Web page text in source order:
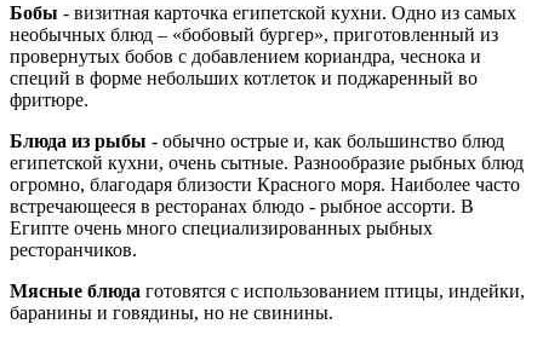
Бобы - визитная карточка египетской кухни. Одно из самых
необычных блюд – «бобовый бургер», приготовленный из
провернутых бобов с добавлением кориандра, чеснока и
специй в форме небольших котлеток и поджаренный во
фритюре.
Блюда из рыбы - обычно острые и, как большинство блюд
египетской кухни, очень сытные. Разнообразие рыбных блюд
огромно, благодаря близости Красного моря. Наиболее часто
встречающееся в ресторанах блюдо - рыбное ассорти. В
Египте очень много специализированных рыбных
ресторанчиков.
Мясные блюда готовятся с использованием птицы, индейки,
баранины и говядины, но не свинины.